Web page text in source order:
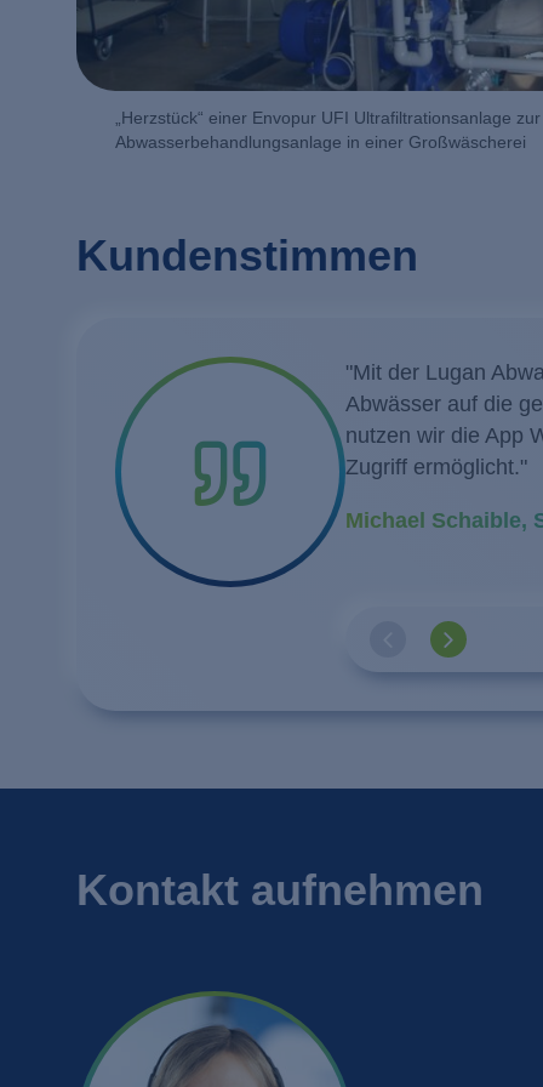
„Herzstück“ einer Envopur UFI Ultrafiltrationsanlage zur
Abwasserbehandlungsanlage in einer Großwäscherei
Kundenstimmen
"Mit der Lugan
Abwässer auf die
nutzen wir die App
Zugriff ermöglicht."
Michael Schaible,
"Ich möchte mich
EnviroChemie für
Unternehmen
EnviroChemie
Dipl.-Ing. Ljiljana
"Unsere neue
Ressourcen. Ohne
möglich gewesen."
André Rolle, Leiter
"Wir haben uns für
and Environment
verfügbaren
EnviroChemie hat
Kontakt aufnehmen